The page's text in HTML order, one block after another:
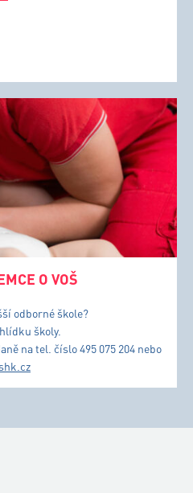
O VOŠ
odborné škole?
školy.
na tel. číslo 495 075 204 nebo